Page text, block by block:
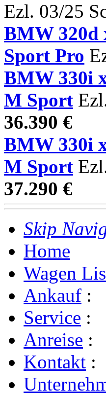
Ezl. 03/25
BMW
Sport Pro
BMW 330i
M Sport
36.390 €
BMW 330i
M Sport
37.290 €
Skip
Home
Wagen
Ankauf :
Service :
Anreise :
Kontakt :